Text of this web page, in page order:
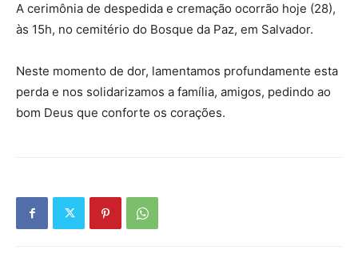
A cerimônia de despedida e cremação ocorrão hoje (28),
às 15h, no cemitério do Bosque da Paz, em Salvador.
Neste momento de dor, lamentamos profundamente esta
perda e nos solidarizamos a família, amigos, pedindo ao
bom Deus que conforte os corações.